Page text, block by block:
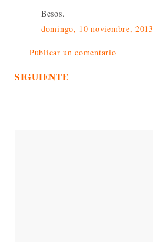
Besos.
domingo, 10 noviembre, 2013
Publicar un comentario
SIGUIENTE